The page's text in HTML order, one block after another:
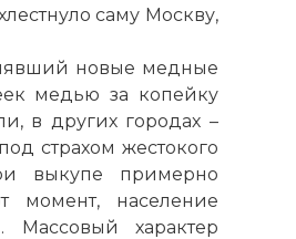
саму Москву,
новые медные
медью за копейку
в других городах –
страхом жестокого
выкупе примерно
момент, население
Массовый характер